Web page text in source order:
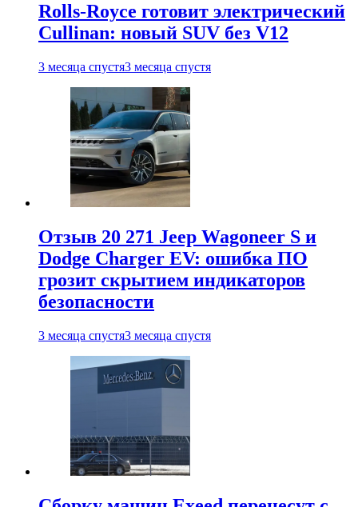
Rolls-Royce готовит электрический
Cullinan: новый SUV без V12
3 месяца спустя3 месяца спустя
Отзыв 20 271 Jeep Wagoneer S и
Dodge Charger EV: ошибка ПО
грозит скрытием индикаторов
безопасности
3 месяца спустя3 месяца спустя